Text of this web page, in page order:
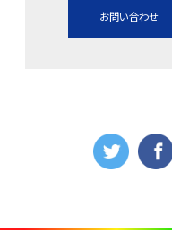
お問い合わせ